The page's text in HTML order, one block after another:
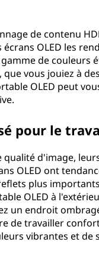
de contenu
OLED les
de couleurs
vous jouiez à
OLED peut
pour le
d'image,
OLED ont
plus
OLED à
un endroit
de travailler
vibrantes et de